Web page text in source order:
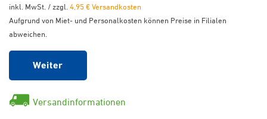
inkl. MwSt. / zzgl. 4,95 € Versandkosten
Aufgrund von Miet- und Personalkosten können Preise in Filialen
abweichen.
Weiter
Versandinformationen